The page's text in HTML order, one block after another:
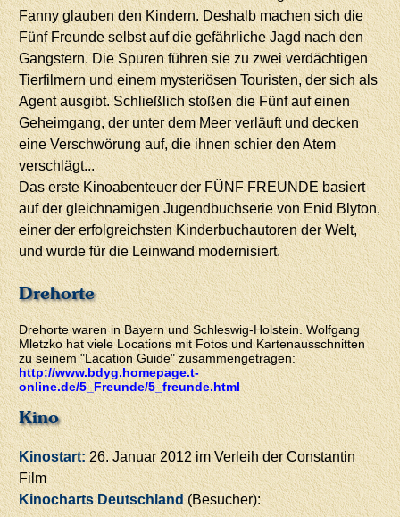
Fanny glauben den Kindern. Deshalb machen sich die
Fünf Freunde selbst auf die gefährliche Jagd nach den
Gangstern. Die Spuren führen sie zu zwei verdächtigen
Tierfilmern und einem mysteriösen Touristen, der sich als
Agent ausgibt. Schließlich stoßen die Fünf auf einen
Geheimgang, der unter dem Meer verläuft und decken
eine Verschwörung auf, die ihnen schier den Atem
verschlägt...
Das erste Kinoabenteuer der FÜNF FREUNDE basiert
auf der gleichnamigen Jugendbuchserie von Enid Blyton,
einer der erfolgreichsten Kinderbuchautoren der Welt,
und wurde für die Leinwand modernisiert.
Drehorte
Drehorte waren in Bayern und Schleswig-Holstein. Wolfgang
Mletzko hat viele Locations mit Fotos und Kartenausschnitten
zu seinem "Lacation Guide" zusammengetragen:
http://www.bdyg.homepage.t-
online.de/5_Freunde/5_freunde.html
Kino
Kinostart:26. Januar 2012 im Verleih der Constantin
Film
Kinocharts Deutschland(Besucher):